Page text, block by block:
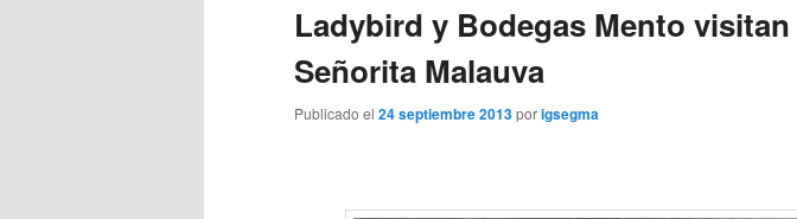
Ladybird y Bodegas Mento visitan
Señorita Malauva
Publicado el 24 septiembre 2013porigsegma